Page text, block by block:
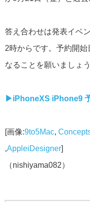
答え合わせは発表イベ
2時からです。予約開
なることを願いましょう
▶︎iPhoneXS iPhone9
[画像:9to5Mac,
,AppleiDesigner]
（nishiyama082）